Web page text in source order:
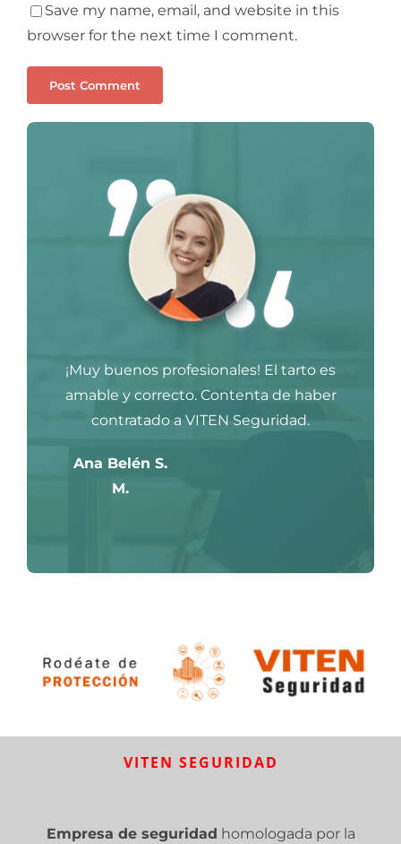
Save my name, email, and website in this
browser for the next time I comment.
¡Muy buenos profesionales! El tarto es
amable y correcto. Contenta de haber
contratado a VITEN Seguridad.
Ana Belén S.
M.
VITEN SEGURIDAD
Empresa de seguridad homologada por la